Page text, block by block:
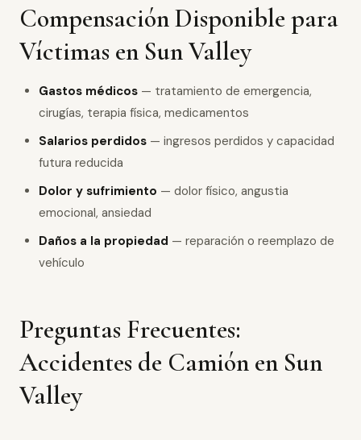
Compensación Disponible para
Víctimas en Sun Valley
Gastos médicos — tratamiento de emergencia,
cirugías, terapia física, medicamentos
Salarios perdidos — ingresos perdidos y capacidad
futura reducida
Dolor y sufrimiento — dolor físico, angustia
emocional, ansiedad
Daños a la propiedad — reparación o reemplazo de
vehículo
Preguntas Frecuentes:
Accidentes de Camión en Sun
Valley